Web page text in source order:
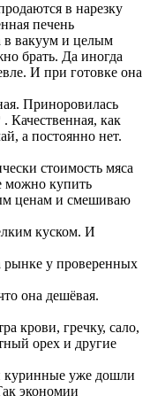
в нарезку
печень
в вакуум и целым
брать. Да иногда
И при готовке она
Приноровилась
Качественная, как
а постоянно нет.
стоимость мяса
можно купить
ценам и смешиваю
куском. И
рынке у проверенных
она дешёвая.
крови, гречку, сало,
орех и другие
куринные уже дошли
экономии